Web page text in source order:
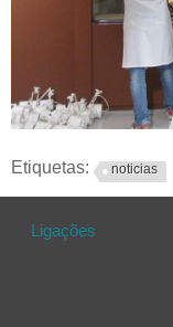
Etiquetas: noticias
Ligações